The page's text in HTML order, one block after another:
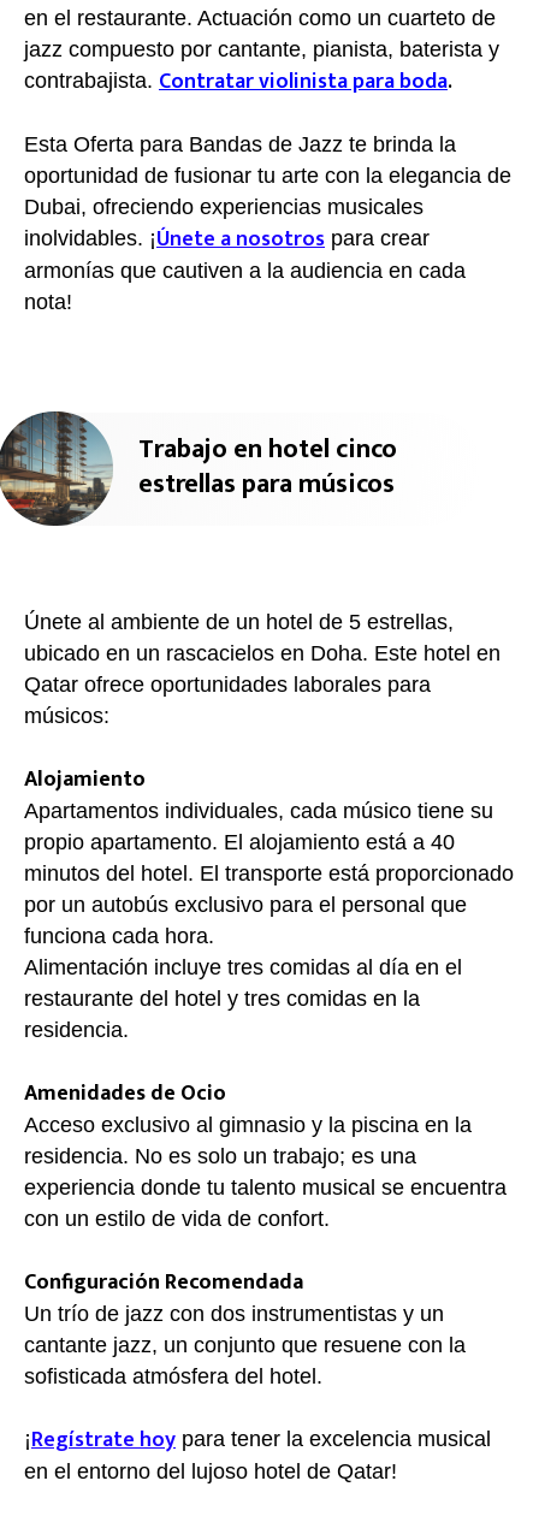
en el restaurante. Actuación como un cuarteto de
jazz compuesto por cantante, pianista, baterista y
contrabajista. Contratar violinista para boda.
Esta Oferta para Bandas de Jazz te brinda la
oportunidad de fusionar tu arte con la elegancia de
Dubai, ofreciendo experiencias musicales
inolvidables. ¡Únete a nosotros para crear
armonías que cautiven a la audiencia en cada
nota!
Trabajo en hotel cinco
estrellas para músicos
Únete al ambiente de un hotel de 5 estrellas,
ubicado en un rascacielos en Doha. Este hotel en
Qatar ofrece oportunidades laborales para
músicos:
Alojamiento
Apartamentos individuales, cada músico tiene su
propio apartamento. El alojamiento está a 40
minutos del hotel. El transporte está proporcionado
por un autobús exclusivo para el personal que
funciona cada hora.
Alimentación incluye tres comidas al día en el
restaurante del hotel y tres comidas en la
residencia.
Amenidades de Ocio
Acceso exclusivo al gimnasio y la piscina en la
residencia. No es solo un trabajo; es una
experiencia donde tu talento musical se encuentra
con un estilo de vida de confort.
Configuración Recomendada
Un trío de jazz con dos instrumentistas y un
cantante jazz, un conjunto que resuene con la
sofisticada atmósfera del hotel.
¡Regístrate hoy para tener la excelencia musical
en el entorno del lujoso hotel de Qatar!